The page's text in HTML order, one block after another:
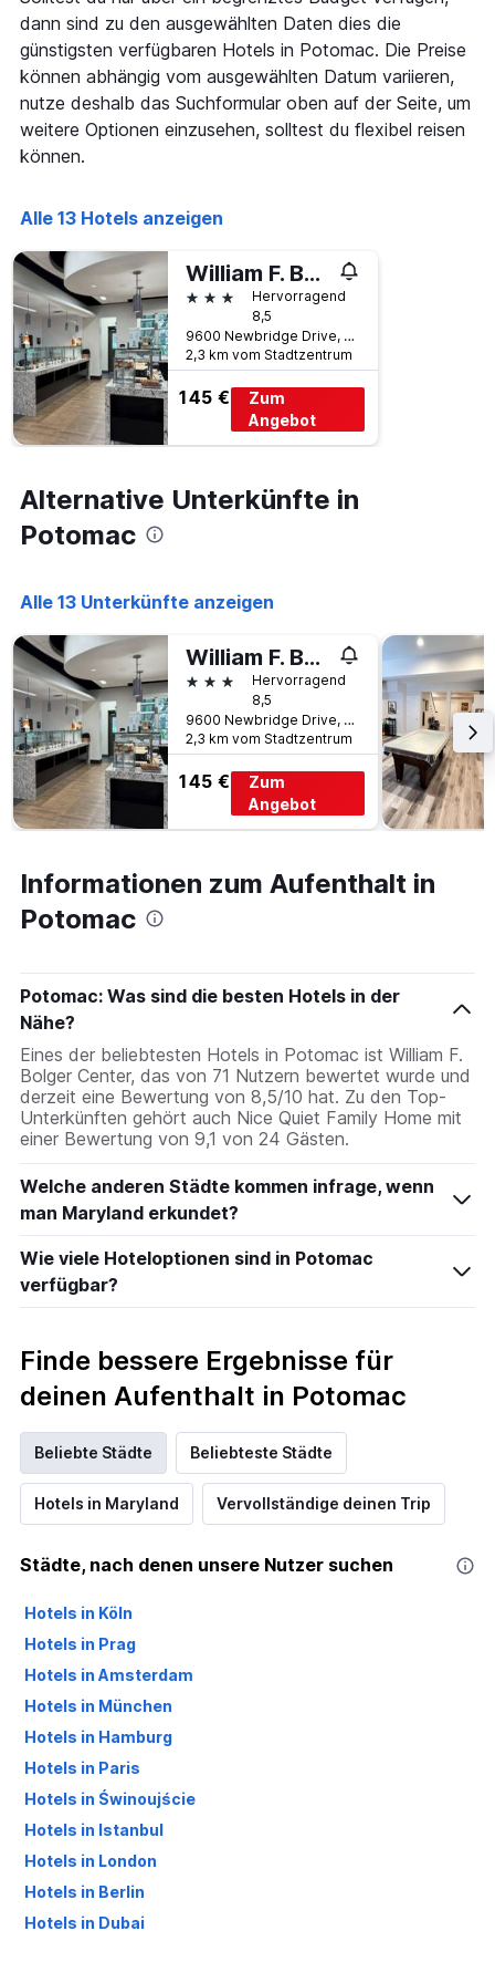
Diagramm
hat
1
X-
Achse,
die
die
Anzahl
vor
Aufenthalt
anzeigt
Das
Diagramm
hat
1
Y-
Achse,
die
den
Zimmerpreis
anzeigt
dann sind zu den ausgewählten Daten dies die
günstigsten verfügbaren Hotels in Potomac. Die Preise
können abhängig vom ausgewählten Datum variieren,
nutze deshalb das Suchformular oben auf der Seite, um
weitere Optionen einzusehen, solltest du flexibel reisen
können.
Alle 13 Hotels anzeigen
William F. Bolger Center
3 SterneHervorragend
8,5
9600 Newbridge Drive, Potomac, MD, USA
2,3 km vom Stadtzentrum
145 €
Zum
Angebot
Alternative Unterkünfte in
Potomac
Alle 13 Unterkünfte anzeigen
William F. Bolger Center
3 SterneHervorragend
8,5
9600 Newbridge Drive, Potomac, MD, USA
2,3 km vom Stadtzentrum
145 €
Zum
Angebot
Informationen zum Aufenthalt in
Potomac
Potomac: Was sind die besten Hotels in der
Nähe?
Eines der beliebtesten Hotels in Potomac ist William F.
Bolger Center, das von 71 Nutzern bewertet wurde und
derzeit eine Bewertung von 8,5/10 hat. Zu den Top-
Unterkünften gehört auch Nice Quiet Family Home mit
einer Bewertung von 9,1 von 24 Gästen.
Welche anderen Städte kommen infrage, wenn
man Maryland erkundet?
Wie viele Hoteloptionen sind in Potomac
verfügbar?
Finde bessere Ergebnisse für
deinen Aufenthalt in Potomac
Beliebte Städte Beliebteste Städte
Hotels in Maryland Vervollständige deinen Trip
Städte, nach denen unsere Nutzer suchen
Hotels in Köln
Hotels in Prag
Hotels in Amsterdam
Hotels in München
Hotels in Hamburg
Hotels in Paris
Hotels in Świnoujście
Hotels in Istanbul
Hotels in London
Hotels in Berlin
Hotels in Dubai